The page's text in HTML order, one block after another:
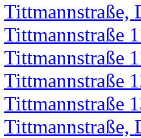
Tittmannstraße,
Tittmannstraße
Tittmannstraße
Tittmannstraße
Tittmannstraße
Tittmannstraße,